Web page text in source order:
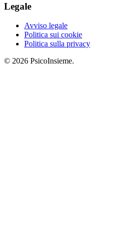
Legale
Avviso legale
Politica sui cookie
Politica sulla privacy
© 2026 PsicoInsieme.